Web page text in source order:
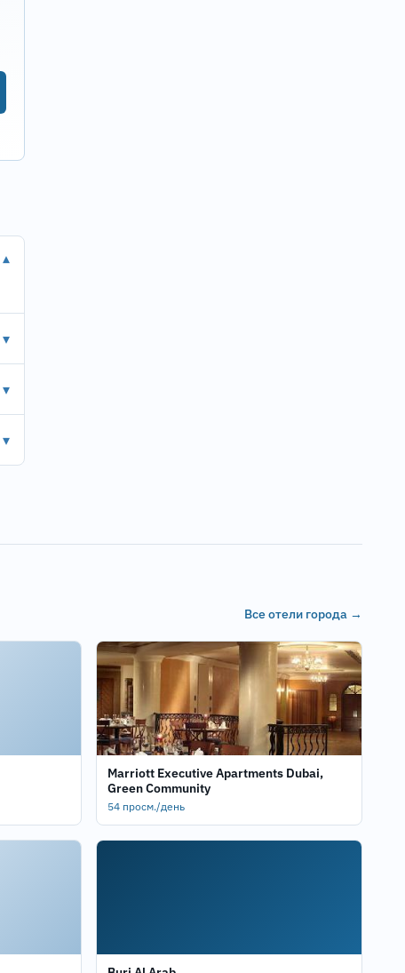
▾
▾
▾
▾
Все отели города →
Marriott Executive Apartments Dubai,
Green Community
54 просм./день